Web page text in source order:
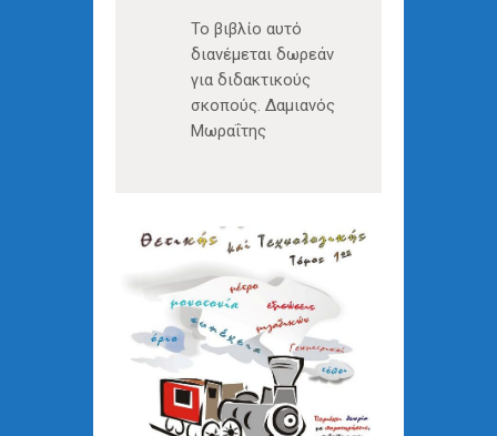
Το βιβλίο αυτό
διανέμεται δωρεάν
για διδακτικούς
σκοπούς. Δαμιανός
Μωραΐτης